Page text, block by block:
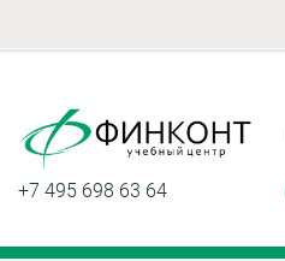
+7 495 698 63 64
звонок